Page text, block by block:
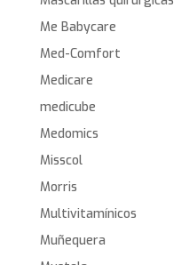
Me Babycare
Med-Comfort
Medicare
medicube
Medomics
Misscol
Morris
Multivitamínicos
Muñequera